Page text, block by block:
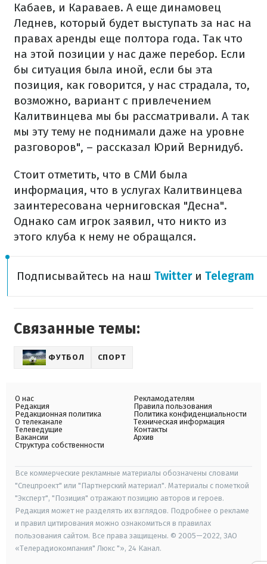
Кабаев, и Караваев. А еще динамовец
Леднев, который будет выступать за нас на
правах аренды еще полтора года. Так что
на этой позиции у нас даже перебор. Если
бы ситуация была иной, если бы эта
позиция, как говорится, у нас страдала, то,
возможно, вариант с привлечением
Калитвинцева мы бы рассматривали. А так
мы эту тему не поднимали даже на уровне
разговоров", – рассказал Юрий Вернидуб.
Стоит отметить, что в СМИ была
информация, что в услугах Калитвинцева
заинтересована черниговская "Десна".
Однако сам игрок заявил, что никто из
этого клуба к нему не обращался.
Подписывайтесь на наш Twitterи Telegram
Связанные темы:
ФУТБОЛ СПОРТ
О нас
Редакция
Редакционная политика
О телеканале
Телеведущие
Вакансии
Структура собственности
Рекламодателям
Правила пользования
Политика конфиденциальности
Техническая информация
Контакты
Архив
Все коммерческие рекламные материалы обозначены словами
"Спецпроект" или "Партнерский материал". Материалы с пометкой
"Эксперт", "Позиция" отражают позицию авторов и героев.
Редакция может не разделять их взглядов. Подробнее о рекламе
и правил цитирования можно ознакомиться в правилах
пользования сайтом. Все права защищены. © 2005—2022, ЗАО
«Телерадиокомпания" Люкс "», 24 Канал.